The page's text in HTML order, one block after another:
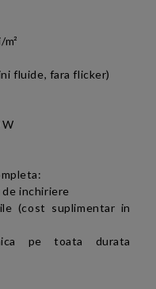
m²
fluide, fara flicker)
W
inchiriere
(cost suplimentar in
pe toata durata